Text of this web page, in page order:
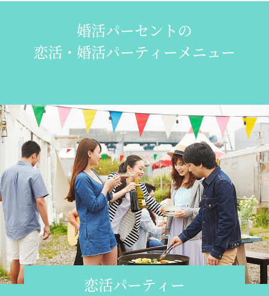
婚活パーセントの
恋活・婚活パーティーメニュー
恋活パーティー